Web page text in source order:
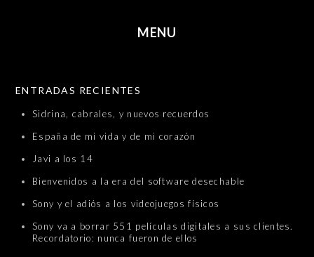
MENU
ENTRADAS RECIENTES
Sidrina, cabrales, y nuevos recuerdos
España de mi vida y de mi corazón
Javi a los 14
Bienvenidos a la era del software desechable
Sony y el adiós a los videojuegos físicos
Sony va a borrar 551 películas digitales a sus clientes.
Recordatorio: nunca fueron de ellos